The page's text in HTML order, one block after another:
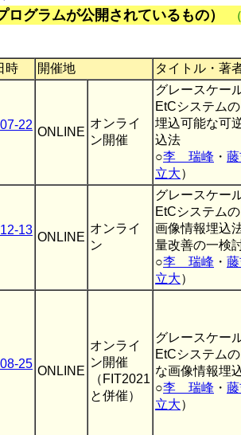
ログラムが公開されているもの）
時 開催地 タイトル・著
22
ONLINE
オンライ
ン開催
グレースケー
EtCシステム
埋込可能な可
込法
○李 瑞峰 ・
立大）
13
ONLINE
オンライ
ン
グレースケー
EtCシステム
画像情報埋込
量改善の一検
○李 瑞峰 ・
立大）
25
ONLINE
オンライ
ン開催
（FIT2021
と併催）
グレースケー
EtCシステム
な画像情報埋
○李 瑞峰 ・
立大）